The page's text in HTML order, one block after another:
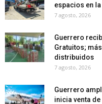
espacios en
7 agosto, 2026
Guerrero
Gratuitos;
distribuidos
7 agosto, 2026
Guerrero
inicia venta